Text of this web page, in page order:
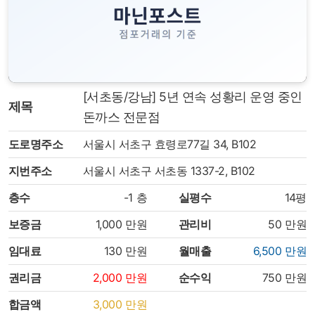
제목
[서초동/강남] 5년 연속 성황리 운영 중인
돈까스 전문점
도로명주소
서울시 서초구 효령로77길 34, B102
지번주소
서울시 서초구 서초동 1337-2, B102
층수
-1 층 실평수
14평
보증금
1,000 만원 관리비 50 만원
임대료
130 만원 월매출 6,500 만원
권리금
2,000 만원 순수익 750 만원
합금액
3,000 만원